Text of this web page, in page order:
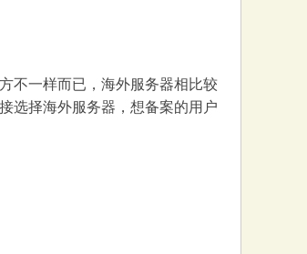
不一样而已，海外服务器相比较
选择海外服务器，想备案的用户